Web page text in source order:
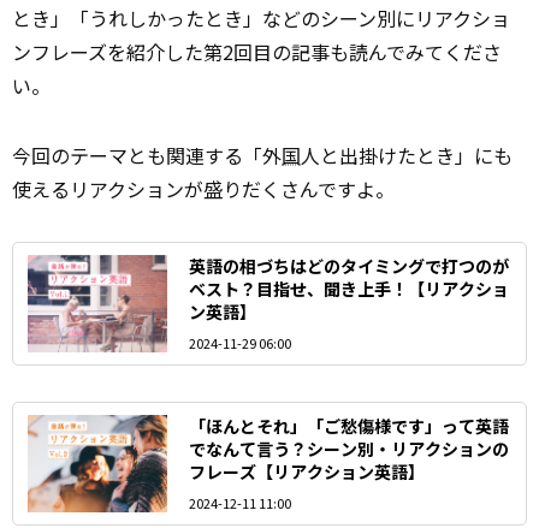
とき」「うれしかったとき」などのシーン別にリアクショ
ンフレーズを紹介した第2回目の記事も読んでみてくださ
い。
今回のテーマとも関連する「外国人と出掛けたとき」にも
使えるリアクションが盛りだくさんですよ。
英語の相づちはどのタイミングで打つのが
ベスト？目指せ、聞き上手！【リアクショ
ン英語】
2024-11-29 06:00
「ほんとそれ」「ご愁傷様です」って英語
でなんて言う？シーン別・リアクションの
フレーズ【リアクション英語】
2024-12-11 11:00